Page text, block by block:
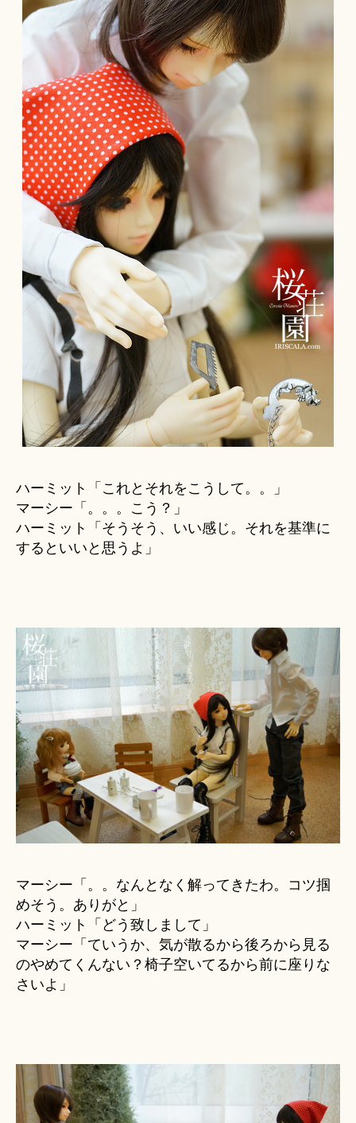
ハーミット「これとそれをこうして。。」
マーシー「。。。こう？」
ハーミット「そうそう、いい感じ。それを基準に
するといいと思うよ」
マーシー「。。なんとなく解ってきたわ。コツ掴
めそう。ありがと」
ハーミット「どう致しまして」
マーシー「ていうか、気が散るから後ろから見る
のやめてくんない？椅子空いてるから前に座りな
さいよ」